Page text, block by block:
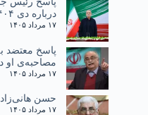
درباره دی ۱۴۰۴ و یادآوری نطق سال ۸۸
۱۷ مرداد ۱۴۰۵
پاسخ معتضد
مصاحبه‌ی او
۱۷ مرداد ۱۴۰۵
حسن
۱۷ مرداد ۱۴۰۵